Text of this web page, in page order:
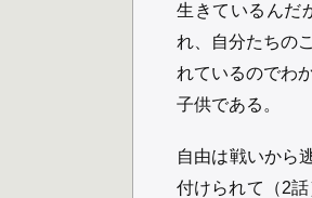
生きているんだ
れ、自分たちの
れているのでわ
子供である。
自由は戦いから
付けられて（2